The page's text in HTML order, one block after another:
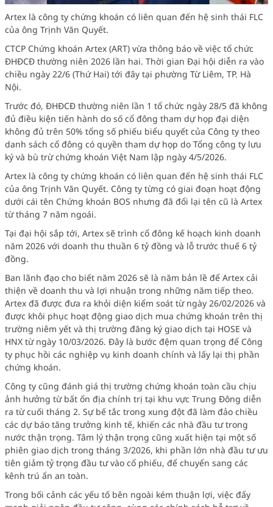
Artex là công ty chứng khoán có liên quan đến hệ sinh thái FLC
của ông Trịnh Văn Quyết.
CTCP Chứng khoán Artex (ART) vừa thông báo về việc tổ chức
ĐHĐCĐ thường niên 2026 lần hai. Thời gian Đại hội diễn ra vào
chiều ngày 22/6 (Thứ Hai) tới đây tại phường Từ Liêm, TP. Hà
Nội.
Trước đó, ĐHĐCĐ thường niên lần 1 tổ chức ngày 28/5 đã không
đủ điều kiện tiến hành do số cổ đông tham dự họp đại diện
không đủ trên 50% tổng số phiếu biểu quyết của Công ty theo
danh sách cổ đông có quyền tham dự họp do Tổng công ty lưu
ký và bù trừ chứng khoán Việt Nam lập ngày 4/5/2026.
Artex là công ty chứng khoán có liên quan đến hệ sinh thái FLC
của ông Trịnh Văn Quyết. Công ty từng có giai đoạn hoạt động
dưới cái tên Chứng khoán BOS nhưng đã đổi lại tên cũ là Artex
từ tháng 7 năm ngoái.
Tại đại hội sắp tới, Artex sẽ trình cổ đông kế hoạch kinh doanh
năm 2026 với doanh thu thuần 6 tỷ đồng và lỗ trước thuế 6 tỷ
đồng.
Ban lãnh đạo cho biết năm 2026 sẽ là năm bản lề để Artex cải
thiện về doanh thu và lợi nhuận trong những năm tiếp theo.
Artex đã được đưa ra khỏi diện kiểm soát từ ngày 26/02/2026 và
được khôi phục hoạt động giao dịch mua chứng khoán trên thị
trường niêm yết và thị trường đăng ký giao dịch tại HOSE và
HNX từ ngày 10/03/2026. Đây là bước đệm quan trọng để Công
ty phục hồi các nghiệp vụ kinh doanh chính và lấy lại thị phần
chứng khoán.
Công ty cũng đánh giá thị trường chứng khoán toàn cầu chịu
ảnh hưởng từ bất ổn địa chính trị tại khu vực Trung Đông diễn
ra từ cuối tháng 2. Sự bế tắc trong xung đột đã làm đảo chiều
các dự báo tăng trưởng kinh tế, khiến các nhà đầu tư trong
nước thận trọng. Tâm lý thận trọng cũng xuất hiện tại một số
phiên giao dịch trong tháng 3/2026, khi phần lớn nhà đầu tư ưu
tiên giảm tỷ trọng đầu tư vào cổ phiếu, để chuyển sang các
kênh trú ẩn an toàn.
Trong bối cảnh các yếu tố bên ngoài kém thuận lợi, việc đẩy